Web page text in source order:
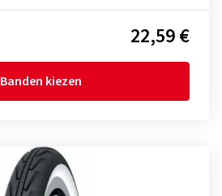
22,59 €
Banden kiezen